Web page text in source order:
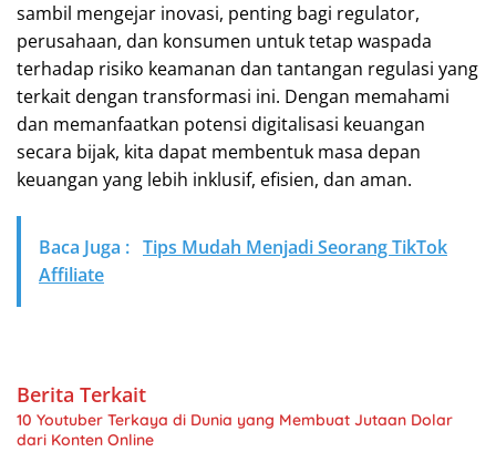
sambil mengejar inovasi, penting bagi regulator,
perusahaan, dan konsumen untuk tetap waspada
terhadap risiko keamanan dan tantangan regulasi yang
terkait dengan transformasi ini. Dengan memahami
dan memanfaatkan potensi digitalisasi keuangan
secara bijak, kita dapat membentuk masa depan
keuangan yang lebih inklusif, efisien, dan aman.
Baca Juga : Tips Mudah Menjadi Seorang TikTok
Affiliate
Berita Terkait
10 Youtuber Terkaya di Dunia yang Membuat Jutaan Dolar
dari Konten Online